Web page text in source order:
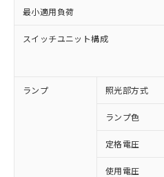
最小適用負荷
スイッチユニット構成
ランプ 照光部方式
ランプ色
定格電圧
使用電圧